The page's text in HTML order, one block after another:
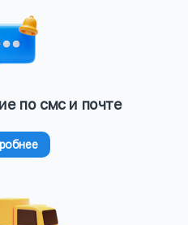
по смс и почте